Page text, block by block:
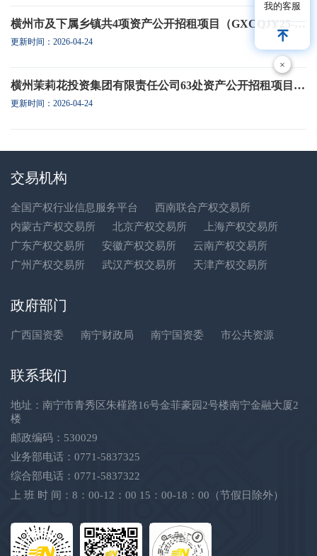
横州市及下属乡镇共4项资产公开招租项目（GXCQJY25-1147）
更新时间：2026-04-24
横州茉莉花投资集团有限责任公司63处资产公开招租项目（GXCQJY25-235）
更新时间：2026-04-24
交易机构
全国产权行业信息服务平台
西南联合产权交易所
内蒙古产权交易所
北京产权交易所
上海产权交易所
广东产权交易所
安徽产权交易所
云南产权交易所
广州产权交易所
武汉产权交易所 天津产权交易所
政府部门
广西国资委 南宁财政局 南宁国资委 市公共资源
联系我们
地址：南宁市青秀区朱槿路16号金菲豪园2号楼南宁金融大厦2
楼
邮政编码：530029
业务部电话：0771-5837325
综合部电话：0771-5837322
上 班 时 间：8：00-12：00 15：00-18：00（节假日除外）
我的客服
×